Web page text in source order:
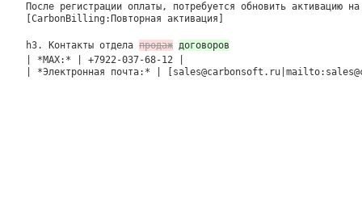
После регистрации оплаты, потребуется обновить активацию
[CarbonBilling:Повторная активация]
h3. Контакты отдела продаж договоров
| *MAX:* | +7922-037-68-12 |
| *Электронная почта:* |